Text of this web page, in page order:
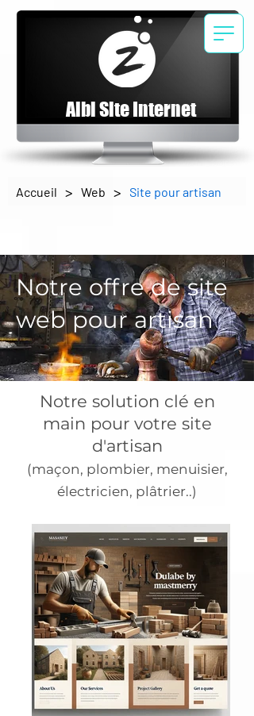
Albi Site Internet
Accueil > Web > Site pour artisan
Notre offre de site
web pour artisan
Notre solution clé en
main pour votre site
d'artisan
(maçon, plombier, menuisier,
électricien, plâtrier..)